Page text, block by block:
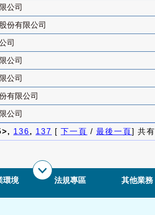
公司
份有限公司
司
公司
公司
有限公司
公司
136, 137 [ 下一頁 / 最後一頁] 共有
環境 法規專區 其他業務